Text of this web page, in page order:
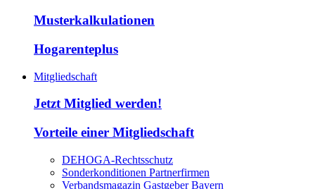
Musterkalkulationen
Hogarenteplus
Mitgliedschaft
Jetzt Mitglied werden!
Vorteile einer Mitgliedschaft
DEHOGA-Rechtsschutz
Sonderkonditionen Partnerfirmen
Verbandsmagazin Gastgeber Bayern